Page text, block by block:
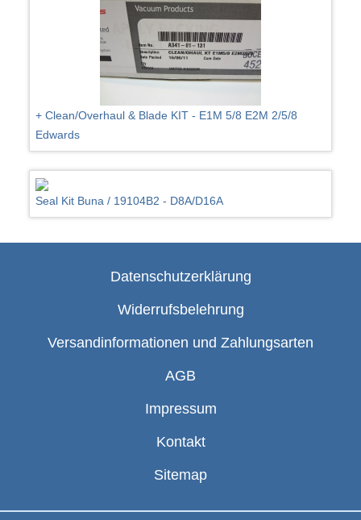
+ Clean/Overhaul & Blade KIT - E1M 5/8 E2M 2/5/8
Edwards
Seal Kit Buna / 19104B2 - D8A/D16A
Datenschutzerklärung
Widerrufsbelehrung
Versandinformationen und Zahlungsarten
AGB
Impressum
Kontakt
Sitemap